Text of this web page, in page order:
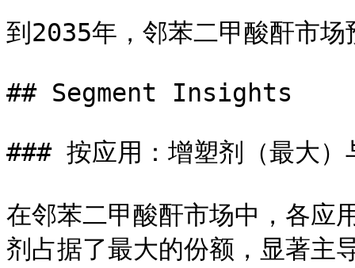
到2035年，邻苯二甲酸酐市
## Segment Insights
### 按应用：增塑剂（最大）
在邻苯二甲酸酐市场中，各应
剂占据了最大的份额，显著主